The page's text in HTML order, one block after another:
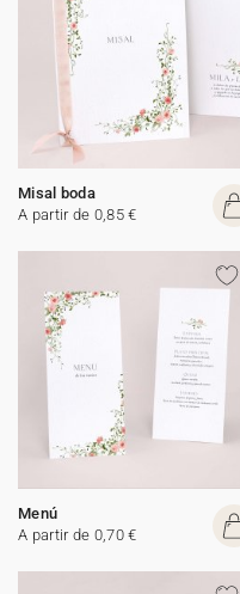
Misal boda
A partir de 0,85 €
Menú
A partir de 0,70 €